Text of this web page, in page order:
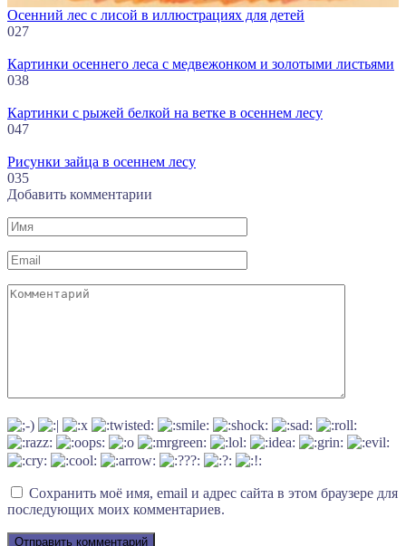
Осенний лес с лисой в иллюстрациях для детей
027
Картинки осеннего леса с медвежонком и золотыми листьями
038
Картинки с рыжей белкой на ветке в осеннем лесу
047
Рисунки зайца в осеннем лесу
035
Добавить комментарии
Имя
Email
Комментарий
Сохранить моё имя, email и адрес сайта в этом браузере для
последующих моих комментариев.